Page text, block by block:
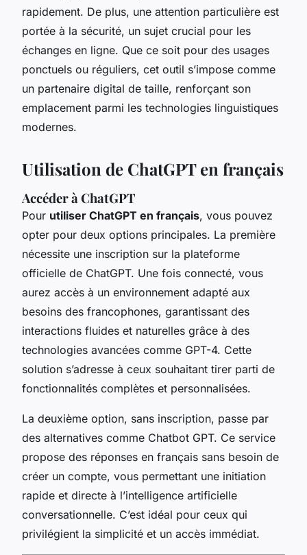
rapidement. De plus, une attention particulière est
portée à la sécurité, un sujet crucial pour les
échanges en ligne. Que ce soit pour des usages
ponctuels ou réguliers, cet outil s’impose comme
un partenaire digital de taille, renforçant son
emplacement parmi les technologies linguistiques
modernes.
Utilisation de ChatGPT en français
Accéder à ChatGPT
Pour utiliser ChatGPT en français, vous pouvez
opter pour deux options principales. La première
nécessite une inscription sur la plateforme
officielle de ChatGPT. Une fois connecté, vous
aurez accès à un environnement adapté aux
besoins des francophones, garantissant des
interactions fluides et naturelles grâce à des
technologies avancées comme GPT-4. Cette
solution s’adresse à ceux souhaitant tirer parti de
fonctionnalités complètes et personnalisées.
La deuxième option, sans inscription, passe par
des alternatives comme Chatbot GPT. Ce service
propose des réponses en français sans besoin de
créer un compte, vous permettant une initiation
rapide et directe à l’intelligence artificielle
conversationnelle. C’est idéal pour ceux qui
privilégient la simplicité et un accès immédiat.